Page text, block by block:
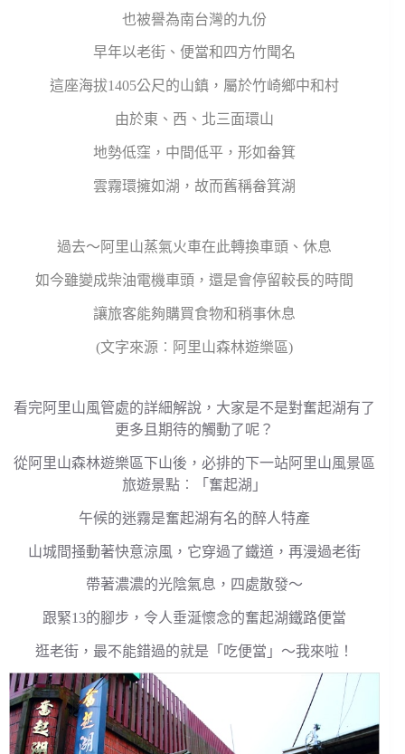
也被譽為南台灣的九份
早年以老街、便當和四方竹聞名
這座海拔1405公尺的山鎮，屬於竹崎鄉中和村
由於東、西、北三面環山
地勢低窪，中間低平，形如畚箕
雲霧環擁如湖，故而舊稱畚箕湖
過去～阿里山蒸氣火車在此轉換車頭、休息
如今雖變成柴油電機車頭，還是會停留較長的時間
讓旅客能夠購買食物和稍事休息
(文字來源︰阿里山森林遊樂區)
看完阿里山風管處的詳細解說，大家是不是對奮起湖有了
更多且期待的觸動了呢？
從阿里山森林遊樂區下山後，必排的下一站阿里山風景區
旅遊景點︰「奮起湖」
午候的迷霧是奮起湖有名的醉人特產
山城間掻動著快意涼風，它穿過了鐵道，再漫過老街
帶著濃濃的光陰氣息，四處散發～
跟緊13的腳步，令人垂涎懷念的奮起湖鐵路便當
逛老街，最不能錯過的就是「吃便當」～我來啦！